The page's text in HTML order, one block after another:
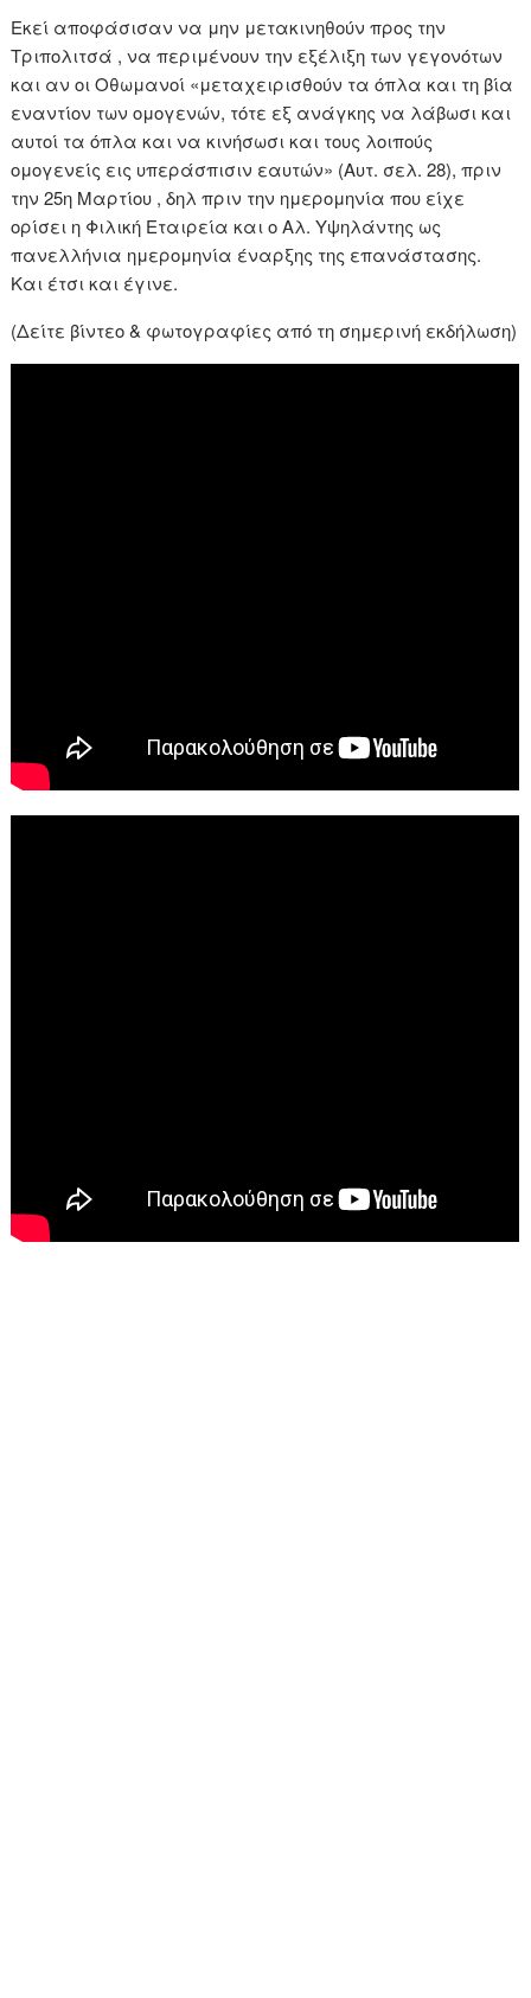
Εκεί αποφάσισαν να μην μετακινηθούν προς την
Τριπολιτσά , να περιμένουν την εξέλιξη των γεγονότων
και αν οι Οθωμανοί «μεταχειρισθούν τα όπλα και τη βία
εναντίον των ομογενών, τότε εξ ανάγκης να λάβωσι και
αυτοί τα όπλα και να κινήσωσι και τους λοιπούς
ομογενείς εις υπεράσπισιν εαυτών» (Αυτ. σελ. 28), πριν
την 25η Μαρτίου , δηλ πριν την ημερομηνία που είχε
ορίσει η Φιλική Εταιρεία και ο Αλ. Υψηλάντης ως
πανελλήνια ημερομηνία έναρξης της επανάστασης.
Και έτσι και έγινε.
(Δείτε βίντεο & φωτογραφίες από τη σημερινή εκδήλωση)